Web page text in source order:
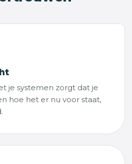
je systemen zorgt dat je
hoe het er nu voor staat,